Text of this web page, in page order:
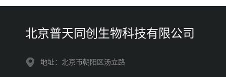
北京普天同创生物科技有限公司
地址：北京市朝阳区汤立路